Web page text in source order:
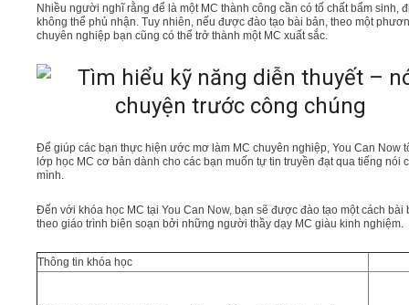
Nhiều người nghĩ rằng để là một MC thành công cần có tố chất bẩm sinh,
không thể phủ nhận. Tuy nhiên, nếu được đào tạo bài bản, theo một
chuyên nghiệp bạn cũng có thể trở thành một MC xuất sắc.
Để giúp các bạn thực hiện ước mơ làm MC chuyên nghiệp, You Can Now
lớp học MC cơ bản dành cho các bạn muốn tự tin truyền đạt qua tiếng nói
mình.
Đến với khóa học MC tại You Can Now, bạn sẽ được đào tạo một cách bài
theo giáo trình biên soạn bởi những người thầy dạy MC giàu kinh nghiệm.
Thông tin khóa học